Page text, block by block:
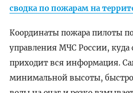
сводка по пожарам на
Координаты пожара пилоты
управления МЧС России, куда
приходит вся информация.
минимальной высоты,